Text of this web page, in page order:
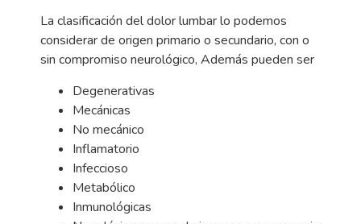
La clasificación del dolor lumbar lo podemos
considerar de origen primario o secundario, con o
sin compromiso neurológico, Además pueden ser
Degenerativas
Mecánicas
No mecánico
Inflamatorio
Infeccioso
Metabólico
Inmunológicas